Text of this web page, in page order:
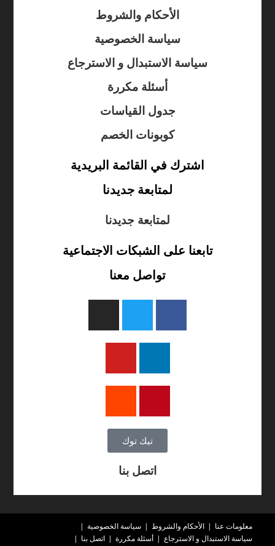
الأحكام والشروط
سياسة الخصوصية
سياسة الاستبدال و الاسترجاع
أسئلة مكررة
جدول القياسات
كوبونات الخصم
اشترك في القائمة البريدية
لمتابعة جديدنا
لمتابعة جديدنا
تابعنا على الشبكات الاجتماعية
تواصل معنا
تيك توك
اتصل بنا
معلومات عنا الأحكام والشروط
سياسة الخصوصية
سياسة الاستبدال و الاسترجاع
أسئلة مكررة
اتصل بنا